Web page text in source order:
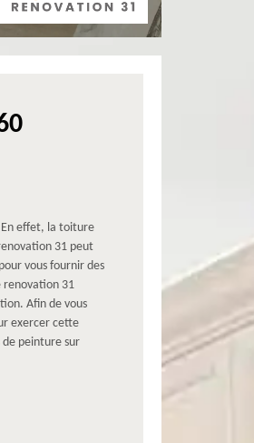
effet, la toiture
31 peut
vous fournir des
renovation 31
Afin de vous
exercer cette
peinture sur